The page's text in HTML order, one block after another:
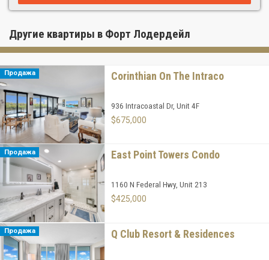
Другие квартиры в Форт Лодердейл
Продажа Corinthian On The Intraco
936 Intracoastal Dr, Unit 4F
$675,000
Продажа East Point Towers Condo
1160 N Federal Hwy, Unit 213
$425,000
Продажа Q Club Resort & Residences